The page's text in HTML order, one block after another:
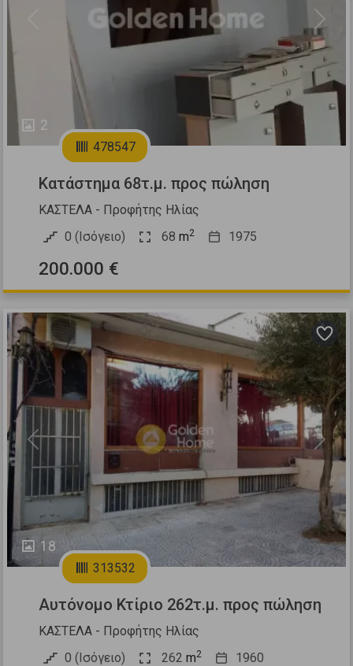
2
Previous Next
478547
Κατάστημα 68τ.μ. προς πώληση
ΚΑΣΤΕΛΑ - Προφήτης Ηλίας
0 (Ισόγειο)
68 m2 1975
200.000 €
18
Previous Next
313532
Αυτόνομο Κτίριο 262τ.μ. προς πώληση
ΚΑΣΤΕΛΑ - Προφήτης Ηλίας
0 (Ισόγειο)
262 m2 1960